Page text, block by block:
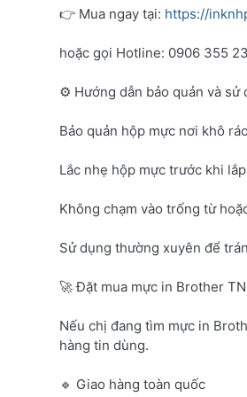
👉 Mua ngay tại: https://
hoặc gọi Hotline: 0906 355
⚙️ Hướng dẫn bảo quản và
Bảo quản hộp mực nơi khô
Lắc nhẹ hộp mực trước khi
Không chạm vào trống từ
Sử dụng thường xuyên để
🚀 Đặt mua mực in Brother
Nếu chị đang tìm mực in
hàng tin dùng.
🔹 Giao hàng toàn quốc